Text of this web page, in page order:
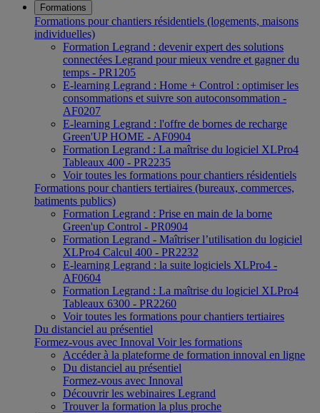
Formations
Formations pour chantiers résidentiels (logements, maisons
individuelles)
Formation Legrand : devenir expert des solutions
connectées Legrand pour mieux vendre et gagner du
temps - PR1205
E-learning Legrand : Home + Control : optimiser les
consommations et suivre son autoconsommation -
AF0207
E-learning Legrand : l'offre de bornes de recharge
Green'UP HOME - AF0904
Formation Legrand : La maîtrise du logiciel XLPro4
Tableaux 400 - PR2235
Voir toutes les formations pour chantiers résidentiels
Formations pour chantiers tertiaires (bureaux, commerces,
batiments publics)
Formation Legrand : Prise en main de la borne
Green'up Control - PR0904
Formation Legrand - Maîtriser l’utilisation du logiciel
XLPro4 Calcul 400 - PR2232
E-learning Legrand : la suite logiciels XLPro4 -
AF0604
Formation Legrand : La maîtrise du logiciel XLPro4
Tableaux 6300 - PR2260
Voir toutes les formations pour chantiers tertiaires
Du distanciel au présentiel
Formez-vous avec Innoval Voir les formations
Accéder à la plateforme de formation innoval en ligne
Du distanciel au présentiel
Formez-vous avec Innoval
Découvrir les webinaires Legrand
Trouver la formation la plus proche